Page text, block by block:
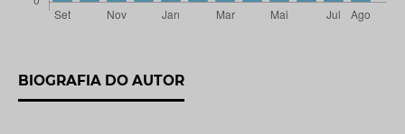
BIOGRAFIA DO AUTOR